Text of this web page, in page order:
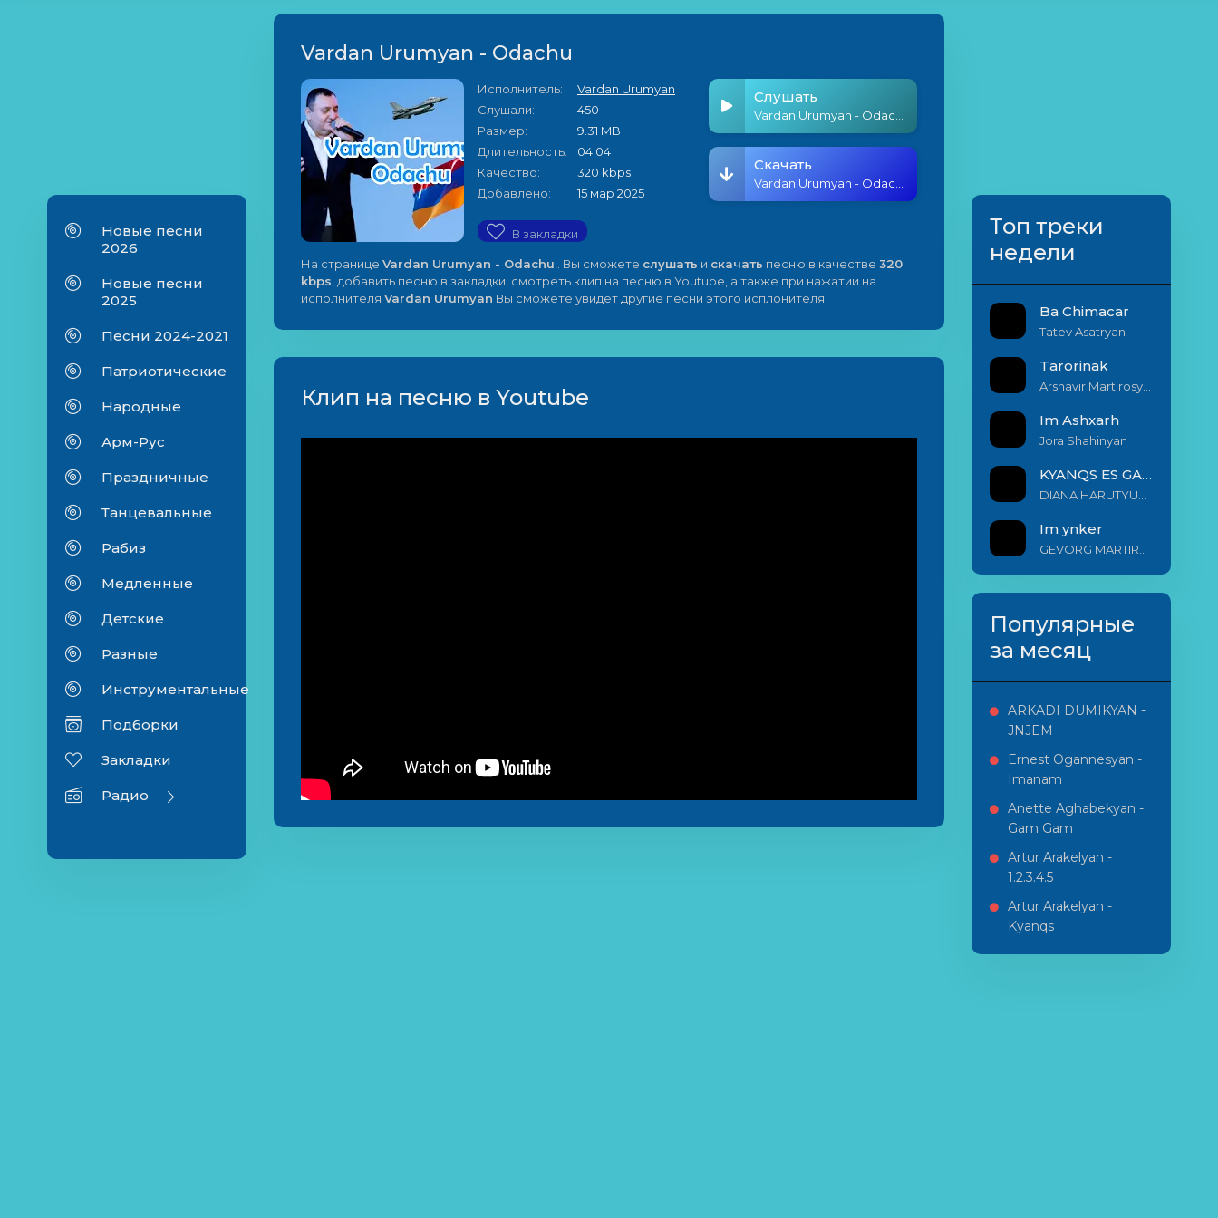
Новые песни
2026
Новые песни
2025
Песни 2024-2021
Патриотические
Народные
Арм-Рус
Праздничные
Танцевальные
Рабиз
Медленные
Детские
Разные
Инструментальные
Подборки
Закладки
Радио
Vardan Urumyan - Odachu
Исполнитель:
Vardan Urumyan
Слушали:
450
Размер:
9.31 MB
Длительность:
04:04
Качество:
320 kbps
Добавлено:
15 мар 2025
В закладки
Слушать
Скачать
На странице Vardan Urumyan - Odachu!. Вы сможете слушать и скачать песню в качестве 320
kbps , добавить песню в закладки, смотреть клип на песню в Youtube, а также при нажатии на
исполнителя Vardan Urumyan Вы сможете увидет другие песни этого исплонителя.
Клип на песню в Youtube
Топ треки
недели
Ba Chimacar
Tatev Asatryan
Tarorinak
Im Ashxarh
Jora Shahinyan
KYANQS ES GALIS EM
Im ynker
Популярные
за месяц
ARKADI DUMIKYAN -
JNJEM
Ernest Ogannesyan -
Imanam
Anette Aghabekyan -
Gam Gam
Artur Arakelyan -
1.2.3.4.5
Artur Arakelyan -
Kyanqs